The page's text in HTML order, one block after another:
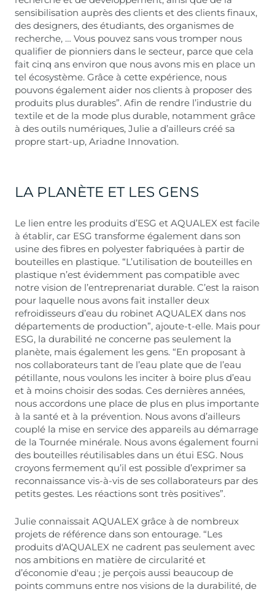
sensibilisation auprès des clients et des clients finaux,
des designers, des étudiants, des organismes de
recherche, … Vous pouvez sans vous tromper nous
qualifier de pionniers dans le secteur, parce que cela
fait cinq ans environ que nous avons mis en place un
tel écosystème. Grâce à cette expérience, nous
pouvons également aider nos clients à proposer des
produits plus durables”. Afin de rendre l’industrie du
textile et de la mode plus durable, notamment grâce
à des outils numériques, Julie a d’ailleurs créé sa
propre start-up, Ariadne Innovation.
LA PLANÈTE ET LES GENS
Le lien entre les produits d’ESG et AQUALEX est facile
à établir, car ESG transforme également dans son
usine des fibres en polyester fabriquées à partir de
bouteilles en plastique. “L’utilisation de bouteilles en
plastique n’est évidemment pas compatible avec
notre vision de l’entreprenariat durable. C’est la raison
pour laquelle nous avons fait installer deux
refroidisseurs d’eau du robinet AQUALEX dans nos
départements de production”, ajoute-t-elle. Mais pour
ESG, la durabilité ne concerne pas seulement la
planète, mais également les gens. “En proposant à
nos collaborateurs tant de l’eau plate que de l’eau
pétillante, nous voulons les inciter à boire plus d’eau
et à moins choisir des sodas. Ces dernières années,
nous accordons une place de plus en plus importante
à la santé et à la prévention. Nous avons d’ailleurs
couplé la mise en service des appareils au démarrage
de la Tournée minérale. Nous avons également fourni
des bouteilles réutilisables dans un étui ESG. Nous
croyons fermement qu’il est possible d’exprimer sa
reconnaissance vis-à-vis de ses collaborateurs par des
petits gestes. Les réactions sont très positives”.
Julie connaissait AQUALEX grâce à de nombreux
projets de référence dans son entourage. “Les
produits d'AQUALEX ne cadrent pas seulement avec
nos ambitions en matière de circularité et
d’économie d'eau ; je perçois aussi beaucoup de
points communs entre nos visions de la durabilité, de